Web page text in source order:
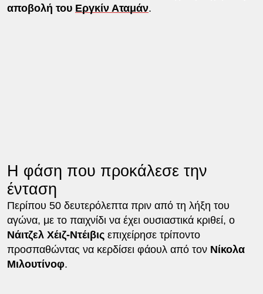
αποβολή του Εργκίν Αταμάν.
Η φάση που προκάλεσε την
ένταση
Περίπου 50 δευτερόλεπτα πριν από τη λήξη του
αγώνα, με το παιχνίδι να έχει ουσιαστικά κριθεί, ο
Νάιτζελ Χέιζ-Ντέιβιςεπιχείρησε τρίποντο
προσπαθώντας να κερδίσει φάουλ από τον Νίκολα
Μιλουτίνοφ.